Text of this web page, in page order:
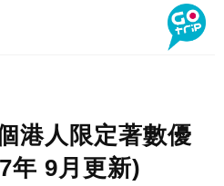
港人限定著數優
年 9月更新)